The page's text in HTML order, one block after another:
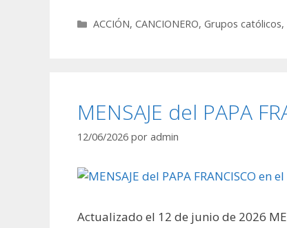
Categorías
ACCIÓN,CANCIONERO,Grupos católicos,
MENSAJE del PAPA
12/06/2026 por admin
Actualizado el 12 de junio de 2026